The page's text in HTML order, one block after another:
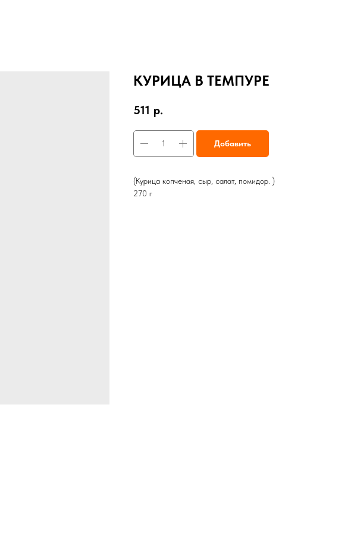
КУРИЦА В ТЕМПУРЕ
511 р.
Добавить
(Курица копченая, сыр, салат, помидор. )
270 г